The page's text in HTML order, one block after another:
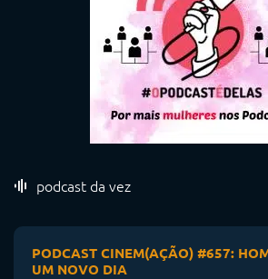
podcast da vez
PODCAST CINEM(AÇÃO) #657:
UM NOVO DIA